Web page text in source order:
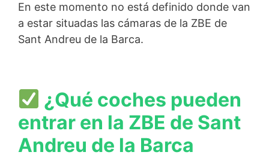
En este momento no está definido donde van
a estar situadas las cámaras de la ZBE de
Sant Andreu de la Barca.
¿Qué coches pueden
entrar en la ZBE de Sant
Andreu de la Barca